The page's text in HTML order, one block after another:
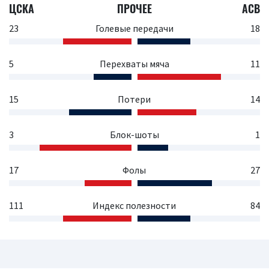
ЦСКА ПРОЧЕЕ АСВ
23 Голевые передачи 18
5 Перехваты мяча 11
15 Потери 14
3 Блок-шоты 1
17 Фолы 27
111 Индекс полезности 84